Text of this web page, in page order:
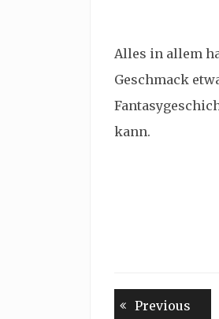
Alles in allem
Geschmack
kann.
Previous